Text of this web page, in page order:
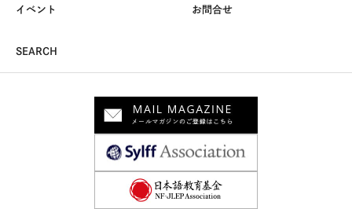
イベント お問合せ
SEARCH